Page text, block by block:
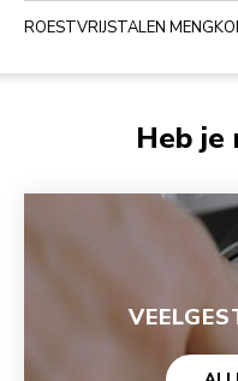
ROESTVRIJSTALEN
Heb je